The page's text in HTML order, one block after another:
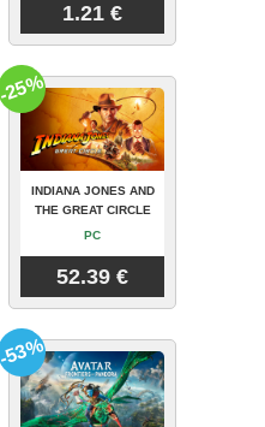
1.21 €
INDIANA JONES AND
THE GREAT CIRCLE
PC
52.39 €